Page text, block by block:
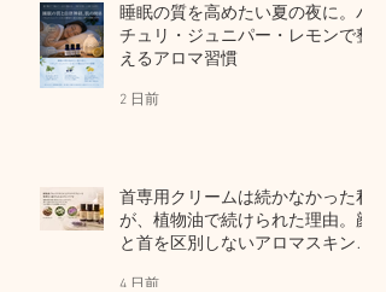
睡眠の質を高めたい夏の夜に。パ
チュリ・ジュニパー・レモンで整
えるアロマ習慣
2 日前
首専用クリームは続かなかった私
が、植物油で続けられた理由。顔
と首を区別しないアロマスキンケ
4 日前